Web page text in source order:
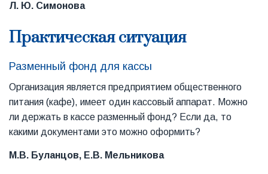
Л. Ю. Симонова
Практическая ситуация
Разменный фонд для кассы
Организация является предприятием общественного
питания (кафе), имеет один кассовый аппарат. Можно
ли держать в кассе разменный фонд? Если да, то
какими документами это можно оформить?
М.В. Буланцов, Е.В. Мельникова